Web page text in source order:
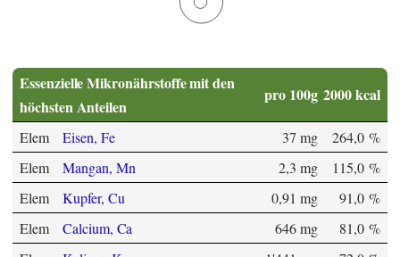
Essenzielle Mikronährstoffe mit den
höchsten Anteilen
pro 100g 2000 kcal
Elem Eisen, Fe 37 mg
264,0 %
Elem
Mangan, Mn 2,3 mg
115,0 %
Elem
Kupfer, Cu 0,91 mg
91,0 %
Elem
Calcium, Ca 646 mg
81,0 %